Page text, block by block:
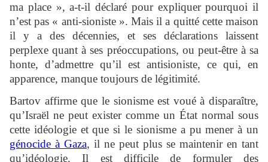
ma place », a-t-il déclaré pour expliquer pourquoi il
n’est pas « anti-sioniste ». Mais il a quitté cette maison
il y a des décennies, et ses déclarations laissent
perplexe quant à ses préoccupations, ou peut-être à sa
honte, d’admettre qu’il est antisioniste, ce qui, en
apparence, manque toujours de légitimité.
Bartov affirme que le sionisme est voué à disparaître,
qu’Israël ne peut exister comme un État normal sous
cette idéologie et que si le sionisme a pu mener à un
génocide à Gaza, il ne peut plus se maintenir en tant
qu’idéologie. Il est difficile de formuler des